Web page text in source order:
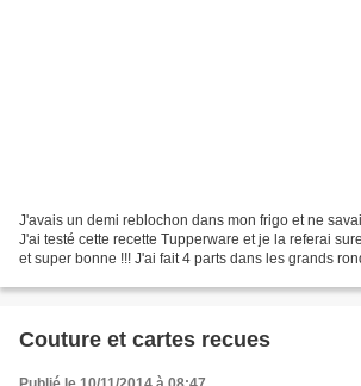
J'avais un demi reblochon dans mon frigo et ne
J'ai testé cette recette Tupperware et je la referai
et super bonne !!! J'ai fait 4 parts dans les grands
Couture et cartes recues